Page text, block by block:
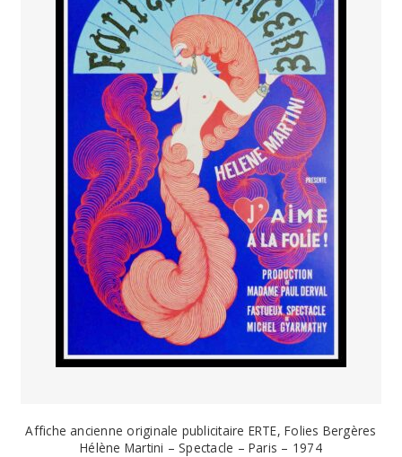
GUERRE ORIENTALISME
AFFICHES PETITES TAILLES
Affiche ancienne originale publicitaire ERTE, Folies Bergères
Hélène Martini – Spectacle – Paris – 1974